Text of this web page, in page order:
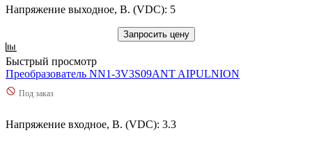
Напряжение выходное, В. (VDC): 5
Запросить цену
Быстрый просмотр
Преобразователь NN1-3V3S09ANT AIPULNION
Под заказ
Напряжение входное, В. (VDC): 3.3